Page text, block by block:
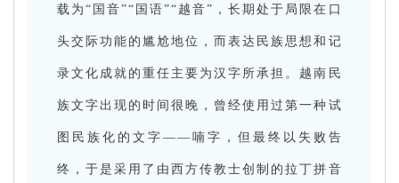
载为“国音”“国语”“越音”，长期处于局限在口
头交际功能的尴尬地位，而表达民族思想和记
录文化成就的重任主要为汉字所承担。越南民
族文字出现的时间很晚，曾经使用过第一种试
图民族化的文字——喃字，但最终以失败告
终，于是采用了由西方传教士创制的拉丁拼音